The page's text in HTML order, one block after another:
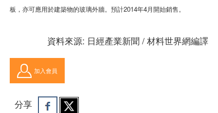
板，亦可應用於建築物的玻璃外牆。預計2014年4月開始銷售。
資料來源: 日經產業新聞 / 材料世界網編譯
加入會員
分享